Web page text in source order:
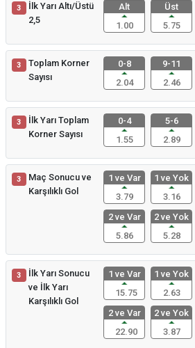
3
İlk Yarı Altı/Üstü
2,5
Alt
1.00
Üst
5.75
3
Toplam Korner
Sayısı
0-8
2.04
9-11
2.46
3
İlk Yarı Toplam
Korner Sayısı
0-4
1.55
5-6
2.89
3
Maç Sonucu ve
Karşılıklı Gol
1 ve Var
3.79
1 ve Yok
3.16
2 ve Var
5.86
2 ve Yok
5.28
3
İlk Yarı Sonucu
ve İlk Yarı
Karşılıklı Gol
1 ve Var
15.75
1 ve Yok
2.63
2 ve Var
22.90
2 ve Yok
3.87